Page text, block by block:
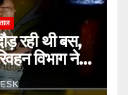
रही थी बस,
विभाग ने